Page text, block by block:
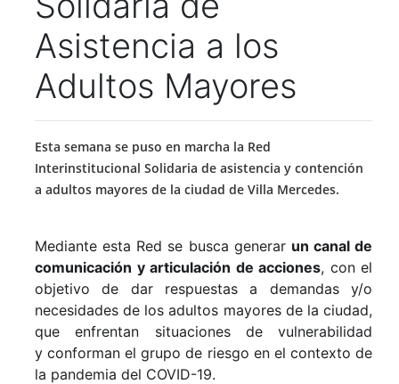
Asistencia a los
Adultos Mayores
Esta semana se puso en marcha la Red
Interinstitucional Solidaria de asistencia y contención
a adultos mayores de la ciudad de Villa Mercedes.
Mediante esta Red se busca generar un canal de
comunicación y articulación de acciones, con el
objetivo de dar respuestas a demandas y/o
necesidades de los adultos mayores de la ciudad,
queenfrentan situaciones de vulnerabilidad
yconforman el grupo de riesgo en el contexto de
la pandemia del COVID-19.